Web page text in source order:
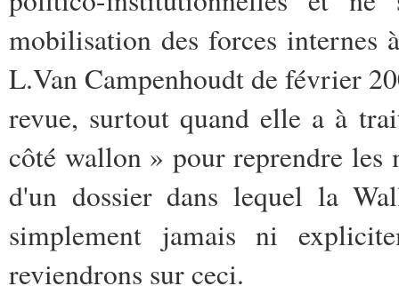
mobilisation des forces
L.Van Campenhoudt de février
revue, surtout quand elle a à
côté wallon » pour reprendre les
d'un dossier dans lequel la
simplement jamais ni
reviendrons sur ceci.